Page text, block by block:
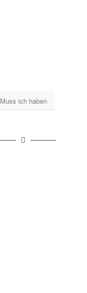
Muss ich haben